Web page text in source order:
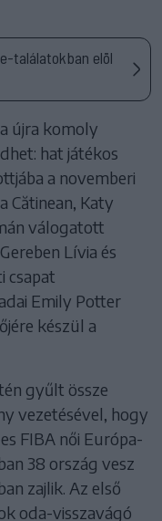
találatokban elöl
újra komoly
hat játékos
a novemberi
Cătinean, Katy
válogatott
Lívia és
csapat
Emily Potter
készül a
gyűlt össze
vezetésével, hogy
FIBA női Európa-
38 ország vesz
zajlik. Az első
oda-visszavágó